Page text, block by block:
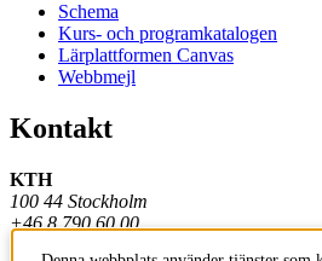
Schema
Kurs- och programkatalogen
Lärplattformen Canvas
Webbmejl
Kontakt
KTH
100 44 Stockholm
+46 8 790 60 00